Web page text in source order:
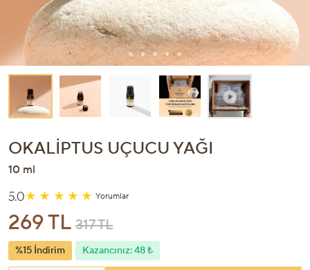
OKALIPTUS UÇUCU YAĞI
10 ml
5.0 Yorumlar
269 TL 317 TL
%15 İndirim Kazancınız: 48 ₺